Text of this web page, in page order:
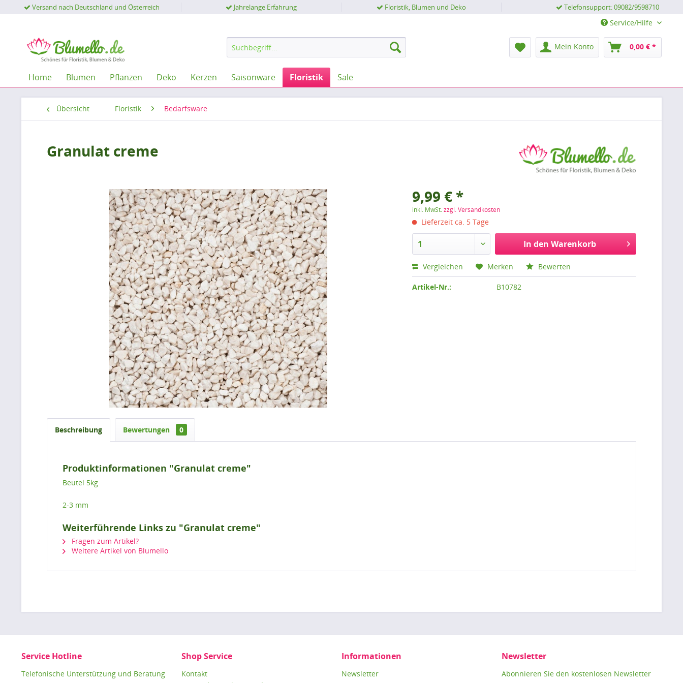
Versand nach Deutschland und Österreich Jahrelange Erfahrung Floristik, Blumen und Deko Telefonsupport: 09082/9598710
Service/Hilfe
Mein Konto 0,00 € *
Home Blumen Pflanzen Deko Kerzen Saisonware Floristik Sale
Übersicht Floristik Bedarfsware
Granulat creme
9,99 € *
inkl. MwSt.zzgl. Versandkosten
Lieferzeit ca. 5 Tage
In den Warenkorb
Vergleichen Merken Bewerten
Artikel-Nr.: B10782
Beschreibung Bewertungen 0
Produktinformationen "Granulat creme"
Beutel 5kg
2-3 mm
Weiterführende Links zu "Granulat creme"
Fragen zum Artikel?
Weitere Artikel von Blumello
Service Hotline
Telefonische Unterstützung und Beratung
Shop Service
Kontakt
Informationen
Newsletter
Newsletter
Abonnieren Sie den kostenlosen Newsletter